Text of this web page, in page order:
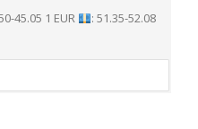
45.05 1 EUR
: 51.35-52.08